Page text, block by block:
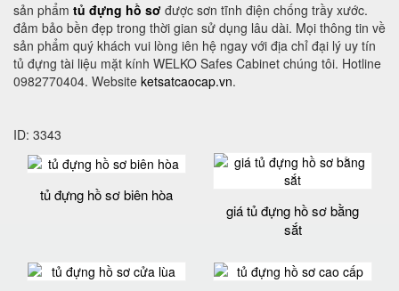
sản phẩm tủ đựng hồ sơ được sơn tĩnh điện chống trầy xước.
đảm bảo bền đẹp trong thời gian sử dụng lâu dài. Mọi thông tin về
sản phẩm quý khách vui lòng iên hệ ngay với địa chỉ đại lý uy tín
tủ đựng tài liệu mặt kính WELKO Safes Cabinet chúng tôi. Hotline
0982770404. Website ketsatcaocap.vn.
ID: 3343
tủ đựng hồ sơ biên hòa
giá tủ đựng hồ sơ bằng
sắt